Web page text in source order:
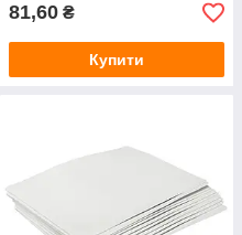
81,60 ₴
Купити